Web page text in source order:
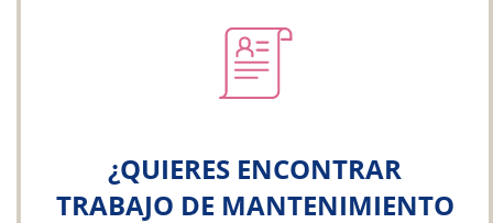
¿QUIERES ENCONTRAR
TRABAJO DE MANTENIMIENTO